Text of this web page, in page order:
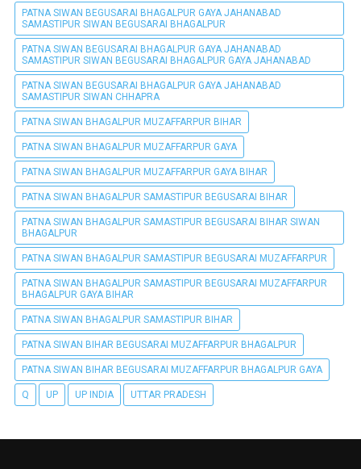
PATNA SIWAN BEGUSARAI BHAGALPUR GAYA JAHANABAD
SAMASTIPUR SIWAN BEGUSARAI BHAGALPUR
PATNA SIWAN BEGUSARAI BHAGALPUR GAYA JAHANABAD
SAMASTIPUR SIWAN BEGUSARAI BHAGALPUR GAYA JAHANABAD
PATNA SIWAN BEGUSARAI BHAGALPUR GAYA JAHANABAD
SAMASTIPUR SIWAN CHHAPRA
PATNA SIWAN BHAGALPUR MUZAFFARPUR BIHAR
PATNA SIWAN BHAGALPUR MUZAFFARPUR GAYA
PATNA SIWAN BHAGALPUR MUZAFFARPUR GAYA BIHAR
PATNA SIWAN BHAGALPUR SAMASTIPUR BEGUSARAI BIHAR
PATNA SIWAN BHAGALPUR SAMASTIPUR BEGUSARAI BIHAR SIWAN
BHAGALPUR
PATNA SIWAN BHAGALPUR SAMASTIPUR BEGUSARAI MUZAFFARPUR
PATNA SIWAN BHAGALPUR SAMASTIPUR BEGUSARAI MUZAFFARPUR
BHAGALPUR GAYA BIHAR
PATNA SIWAN BHAGALPUR SAMASTIPUR BIHAR
PATNA SIWAN BIHAR BEGUSARAI MUZAFFARPUR BHAGALPUR
PATNA SIWAN BIHAR BEGUSARAI MUZAFFARPUR BHAGALPUR GAYA
Q UP UP INDIA UTTAR PRADESH